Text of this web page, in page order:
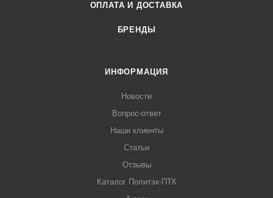
ОПЛАТА И ДОСТАВКА
БРЕНДЫ
ИНФОРМАЦИЯ
Новости
Вопрос-ответ
Наши клиенты
Статьи
Отзывы
Каталог Политэк-ПТК